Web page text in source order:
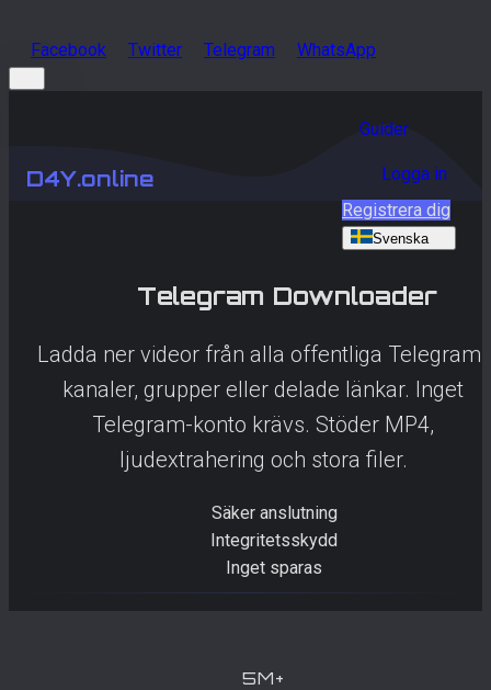
Facebook Twitter Telegram WhatsApp
D4Y.online
Guider
Logga in
Registrera dig
Svenska
Telegram Downloader
Ladda ner videor från alla offentliga Telegram-
kanaler, grupper eller delade länkar. Inget
Telegram-konto krävs. Stöder MP4,
ljudextrahering och stora filer.
Säker anslutning
Integritetsskydd
Inget sparas
5M+